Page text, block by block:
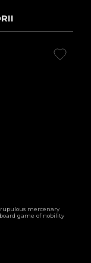
mercenary
game of nobility